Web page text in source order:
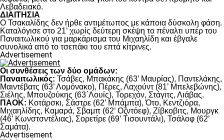
Λεβαδειακό.
ΔΙΑΙΤΗΣΙΑ
Ο Τσακαλίδης δεν ήρθε αντιμέτωπος με κάποια δύσκολη φάση.
Καταλόγισε στο 21’ χωρίς δεύτερη σκέψη το πέναλτι υπέρ του
Παναιτωλικού για μαρκάρισμα του Μιχαηλίδη και έβγαλε
συνολικά από το τσεπάκι του επτά κίτρινες.
Advertisement
Οι συνθέσεις των δύο ομάδων:
Παναιτωλικός: Τσάβες, Μπακάκης (63’ Μαυρίας), Παντελάκης,
Μαιντέβατς (63’ Λομόνακο), Πέρες, Λαχούντ (81’ Μπελεβώνης),
Σιέλης, Μπουζούκης (63΄Λουίς), Τορεχόν, Στάγιτς, Λιάβας.
ΠΑΟΚ: Κοτάρσκι, Σάστρε (62’ Μπάμπα), Ότο, Κεντζιόρα,
Μιχαηλίδης, Καμαρά, Σβαμπ (62’ Οζντόεφ), Ζίβκοβιτς, Μουργκ
(46’ Κωνστσντέλιας), Σορετίρε (69’ Τισουντάλι), Τσάλοφ (62’
Σαμάτα).
Advertisement